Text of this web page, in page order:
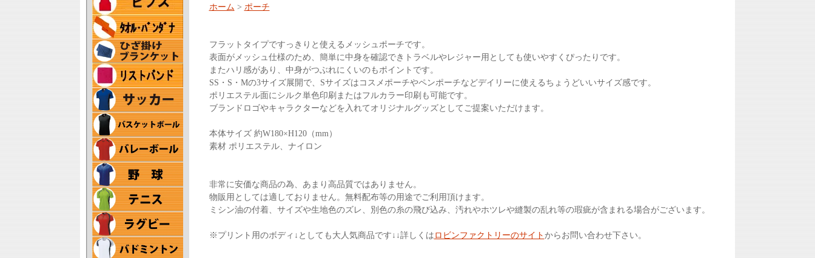
ホーム > ポーチ
フラットタイプですっきりと使えるメッシュポーチです。
表面がメッシュ仕様のため、簡単に中身を確認できトラベルやレジャー用としても使いやすくぴったりです。
またハリ感があり、中身がつぶれにくいのもポイントです。
SS・S・Mの3サイズ展開で、Sサイズはコスメポーチやペンポーチなどデイリーに使えるちょうどいいサイズ感です。
ポリエステル面にシルク単色印刷またはフルカラー印刷も可能です。
ブランドロゴやキャラクターなどを入れてオリジナルグッズとしてご提案いただけます。
本体サイズ 約W180×H120（mm）
素材 ポリエステル、ナイロン
非常に安価な商品の為、あまり高品質ではありません。
物販用としては適しておりません。無料配布等の用途でご利用頂けます。
ミシン油の付着、サイズや生地色のズレ、別色の糸の飛び込み、汚れやホツレや縫製の乱れ等の瑕疵が含まれる場合がございます。
※プリント用のボディ↓としても大人気商品です↓↓詳しくは ロビンファクトリーのサイト からお問い合わせ下さい。